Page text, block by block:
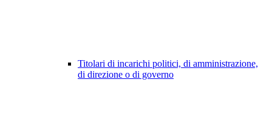
Titolari di incarichi politici, di amministrazione,
di direzione o di governo